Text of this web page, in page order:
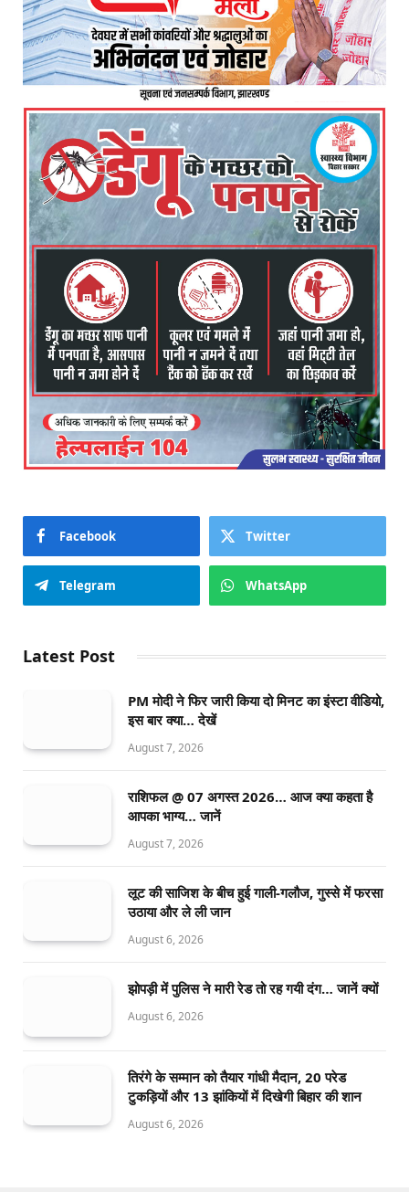
Facebook Twitter
Telegram WhatsApp
Latest Post
PM मोदी ने फिर जारी किया दो मिनट का इंस्टा वीडियो,
इस बार क्या… देखें
August 7, 2026
राशिफल @ 07 अगस्त 2026… आज क्या कहता है
आपका भाग्य… जानें
August 7, 2026
लूट की साजिश के बीच हुई गाली-गलौज, गुस्से में फरसा
उठाया और ले ली जान
August 6, 2026
झोपड़ी में पुलिस ने मारी रेड तो रह गयी दंग… जानें क्यों
August 6, 2026
तिरंगे के सम्मान को तैयार गांधी मैदान, 20 परेड
टुकड़ियों और 13 झांकियों में दिखेगी बिहार की शान
August 6, 2026